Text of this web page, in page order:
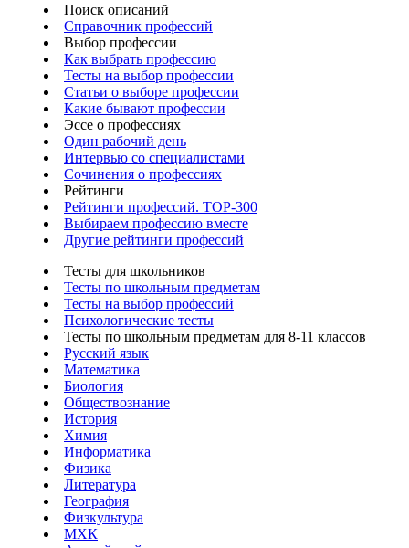
Поиск описаний
Справочник профессий
Выбор профессии
Как выбрать профессию
Тесты на выбор профессии
Статьи о выборе профессии
Какие бывают профессии
Эссе о профессиях
Один рабочий день
Интервью со специалистами
Сочинения о профессиях
Рейтинги
Рейтинги профессий. TOP-300
Выбираем профессию вместе
Другие рейтинги профессий
Тесты для школьников
Тесты по школьным предметам
Тесты на выбор профессий
Психологические тесты
Тесты по школьным предметам для 8-11 классов
Русский язык
Математика
Биология
Обществознание
История
Химия
Информатика
Физика
Литература
География
Физкультура
МХК